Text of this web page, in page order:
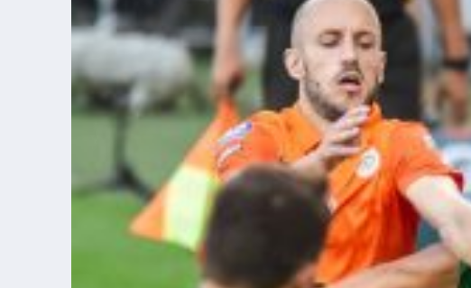
club
Warta
Foundation